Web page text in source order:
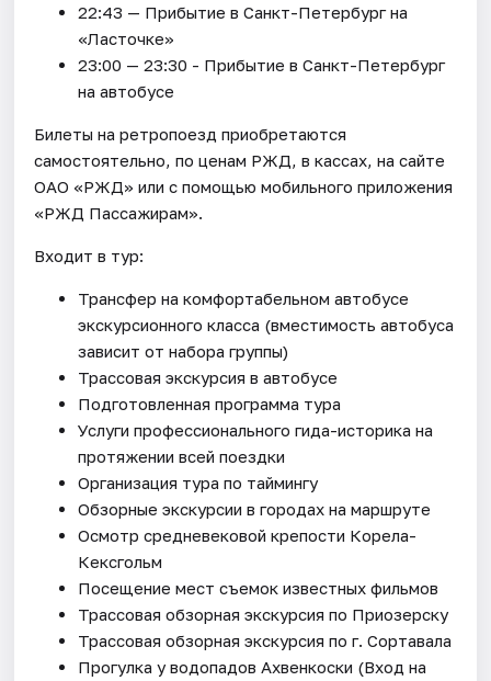
22:43 — Прибытие в Санкт-Петербург на
«Ласточке»
23:00 — 23:30 - Прибытие в Санкт-Петербург
на автобусе
Билеты на ретропоезд приобретаются
самостоятельно, по ценам РЖД, в кассах, на сайте
ОАО «РЖД» или с помощью мобильного приложения
«РЖД Пассажирам».
Входит в тур:
Трансфер на комфортабельном автобусе
экскурсионного класса (вместимость автобуса
зависит от набора группы)
Трассовая экскурсия в автобусе
Подготовленная программа тура
Услуги профессионального гида-историка на
протяжении всей поездки
Организация тура по таймингу
Обзорные экскурсии в городах на маршруте
Осмотр средневековой крепости Корела-
Кексгольм
Посещение мест съемок известных фильмов
Трассовая обзорная экскурсия по Приозерску
Трассовая обзорная экскурсия по г. Сортавала
Прогулка у водопадов Ахвенкоски (Вход на